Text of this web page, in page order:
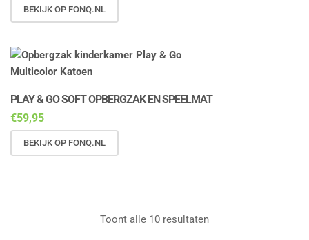
BEKIJK OP FONQ.NL
PLAY & GO SOFT OPBERGZAK EN SPEELMAT
€59,95
BEKIJK OP FONQ.NL
Toont alle 10 resultaten